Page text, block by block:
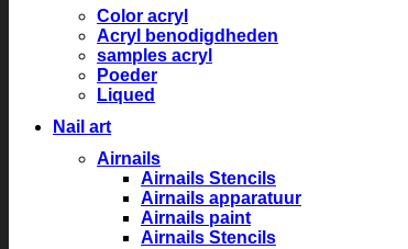
Color acryl
Acryl benodigdheden
samples acryl
Poeder
Liqued
Nail art
Airnails
Airnails Stencils
Airnails apparatuur
Airnails paint
Airnails Stencils